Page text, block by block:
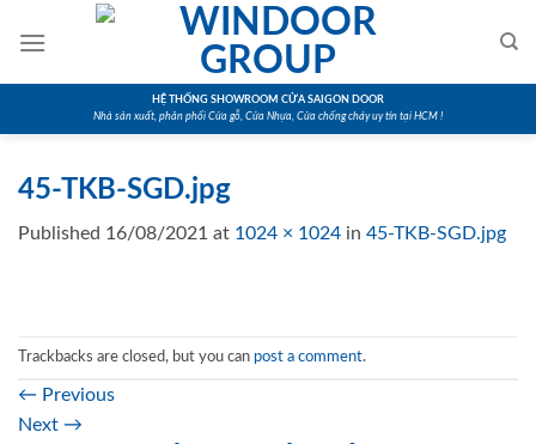
HỆ THỐNG SHOWROOM CỬA SAIGON DOOR
Nhà sản xuất, phân phối Cửa gỗ, Cửa Nhựa, Cửa chống cháy uy tín tại HCM !
45-TKB-SGD.jpg
Published 16/08/2021 at 1024 × 1024 in 45-TKB-SGD.jpg
Trackbacks are closed, but you can post a comment.
← Previous
Next →